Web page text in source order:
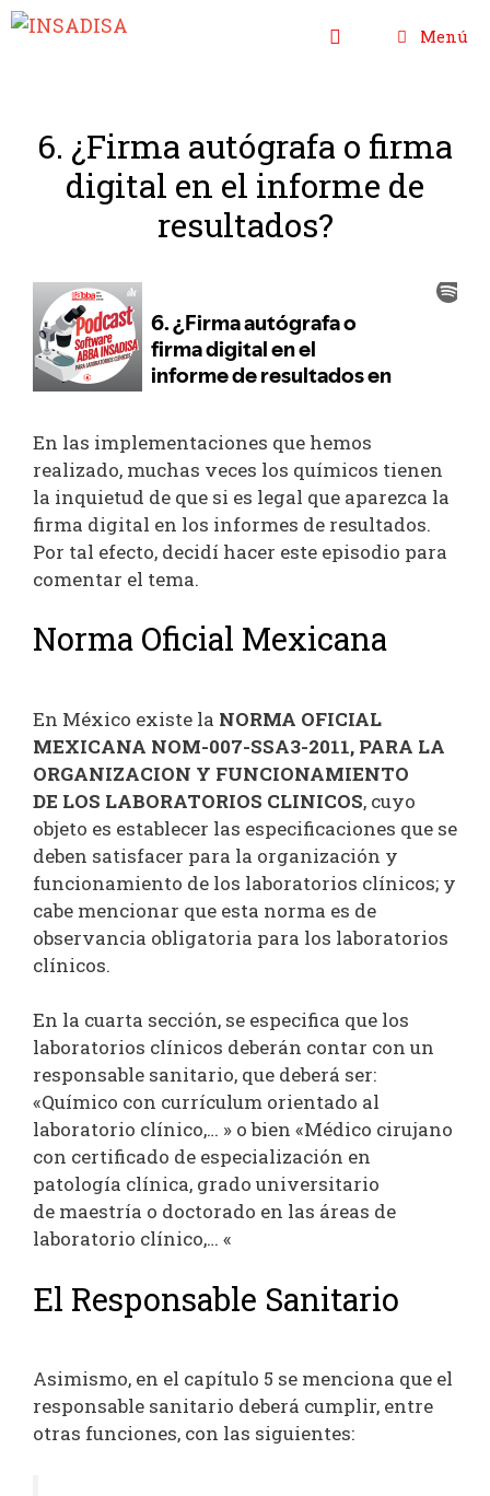
Saltar
Menú
6. ¿Firma autógrafa o firma
digital en el informe de
resultados?
En las implementaciones que hemos
realizado, muchas veces los químicos tienen
la inquietud de que si es legal que aparezca la
firma digital en los informes de resultados.
Por tal efecto, decidí hacer este episodio para
comentar el tema.
Norma Oficial Mexicana
En México existe la NORMA OFICIAL
MEXICANA NOM-007-SSA3-2011, PARA LA
ORGANIZACION Y FUNCIONAMIENTO
DE LOS LABORATORIOS CLINICOS, cuyo
objeto es establecer las especificaciones que se
deben satisfacer para la organización y
funcionamiento de los laboratorios clínicos; y
cabe mencionar que esta norma es de
observancia obligatoria para los laboratorios
clínicos.
En la cuarta sección, se especifica que los
laboratorios clínicos deberán contar con un
responsable sanitario, que deberá ser:
«Químico con currículum orientado al
laboratorio clínico,… » o bien «Médico cirujano
con certificado de especialización en
patología clínica, grado universitario
de maestría o doctorado en las áreas de
laboratorio clínico,… «
El Responsable Sanitario
Asimismo, en el capítulo 5 se menciona que el
responsable sanitario deberá cumplir, entre
otras funciones, con las siguientes: